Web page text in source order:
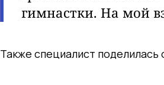
гимнастки. На мой
Также специалист